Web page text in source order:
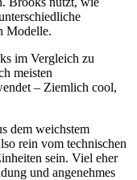
Modelle.
im Vergleich zu
meisten
– Ziemlich cool,
dem weichstem
rein vom technischen
sein. Viel eher
und angenehmes